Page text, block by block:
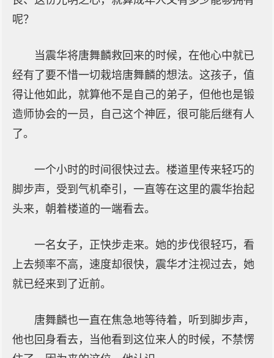
呢？
当震华将唐舞麟救回来的时候，在他心中就已
经有了要不惜一切栽培唐舞麟的想法。这孩子，值
得让他如此，就算他不是自己的弟子，但他也是锻
造师协会的一员，自己这个神匠，很可能后继有人
了。
一个小时的时间很快过去。楼道里传来轻巧的
脚步声，受到气机牵引，一直等在这里的震华抬起
头来，朝着楼道的一端看去。
一名女子，正快步走来。她的步伐很轻巧，看
上去频率不高，速度却很快，震华才注视过去，她
就已经来到了近前。
唐舞麟也一直在焦急地等待着，听到脚步声，
他也回身看去，当他看到这位来人的时候，不禁愣